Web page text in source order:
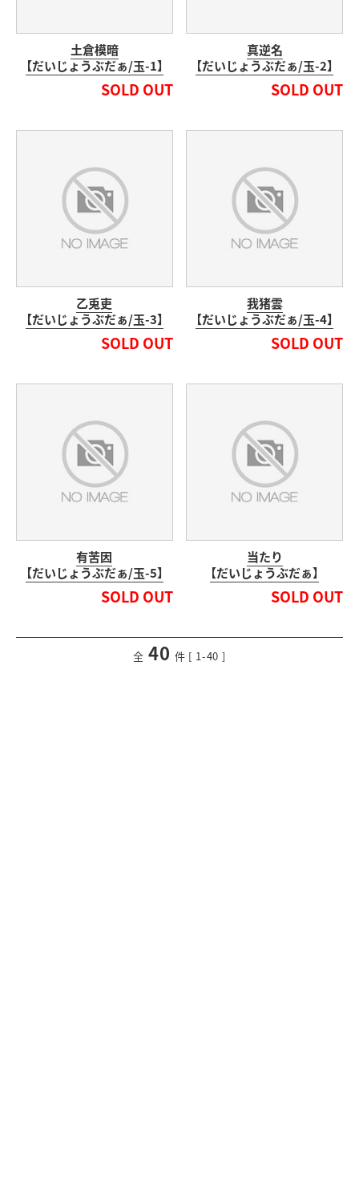
土倉模暗
【だいじょうぶだぁ/玉-1】
SOLD OUT
真逆名
【だいじょうぶだぁ/玉-2】
SOLD OUT
乙兎吏
【だいじょうぶだぁ/玉-3】
SOLD OUT
我猪雲
【だいじょうぶだぁ/玉-4】
SOLD OUT
有苦因
【だいじょうぶだぁ/玉-5】
SOLD OUT
当たり
【だいじょうぶだぁ】
SOLD OUT
全 40 件 [ 1-40 ]